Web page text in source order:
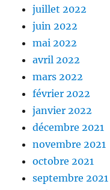
juillet 2022
juin 2022
mai 2022
avril 2022
mars 2022
février 2022
janvier 2022
décembre 2021
novembre 2021
octobre 2021
septembre 2021